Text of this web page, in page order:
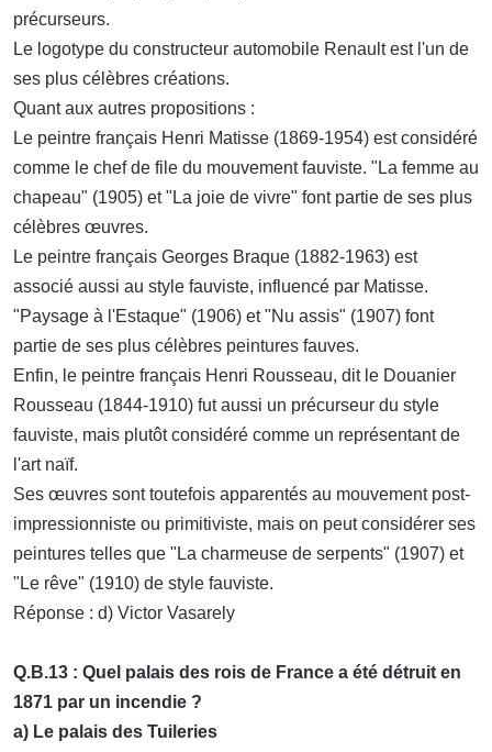
précurseurs.
Le logotype du constructeur automobile Renault est l'un de
ses plus célèbres créations.
Quant aux autres propositions :
Le peintre français Henri Matisse (1869-1954) est considéré
comme le chef de file du mouvement fauviste. "La femme au
chapeau" (1905) et "La joie de vivre" font partie de ses plus
célèbres œuvres.
Le peintre français Georges Braque (1882-1963) est
associé aussi au style fauviste, influencé par Matisse.
"Paysage à l'Estaque" (1906) et "Nu assis" (1907) font
partie de ses plus célèbres peintures fauves.
Enfin, le peintre français Henri Rousseau, dit le Douanier
Rousseau (1844-1910) fut aussi un précurseur du style
fauviste, mais plutôt considéré comme un représentant de
l'art naïf.
Ses œuvres sont toutefois apparentés au mouvement post-
impressionniste ou primitiviste, mais on peut considérer ses
peintures telles que "La charmeuse de serpents" (1907) et
"Le rêve" (1910) de style fauviste.
Réponse : d) Victor Vasarely
Q.B.13 : Quel palais des rois de France a été détruit en
1871 par un incendie ?
a) Le palais des Tuileries